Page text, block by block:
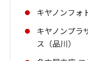
キヤノンフォ
キヤノンプラ
ス（品川）